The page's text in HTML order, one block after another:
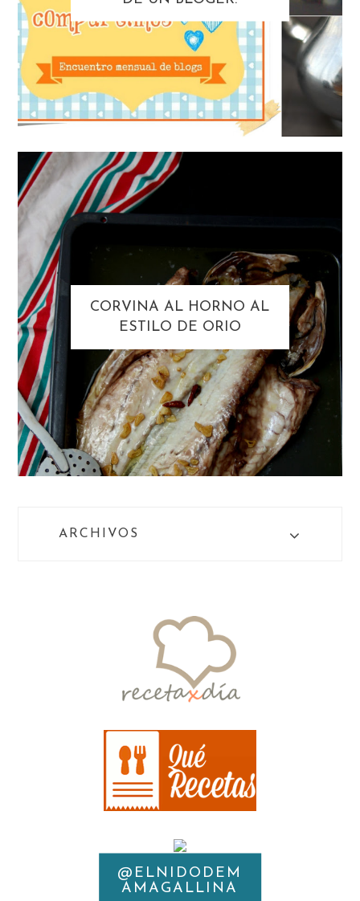
CORVINA AL HORNO AL
ESTILO DE ORIO
ARCHIVOS
INSTAGRAM
@ELNIDODEM
AMAGALLINA